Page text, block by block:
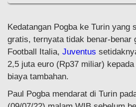
Kedatangan Pogba ke Turin yang
gratis, ternyata tidak benar-benar
Football Italia, Juventus
2,5 juta euro (Rp37 miliar)
biaya tambahan.
Paul Pogba mendarat di Turin